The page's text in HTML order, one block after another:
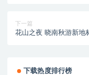
下一篇
花山之夜 晓南秋游新地
下载热度排行榜